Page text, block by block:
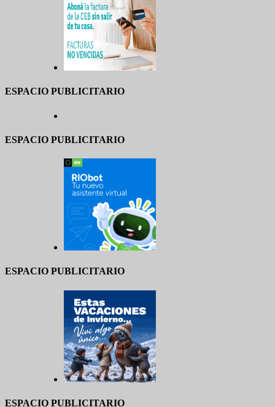
ESPACIO PUBLICITARIO
ESPACIO PUBLICITARIO
ESPACIO PUBLICITARIO
ESPACIO PUBLICITARIO